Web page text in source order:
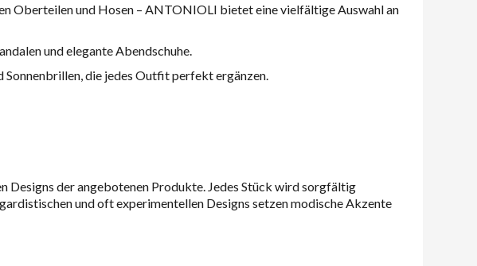
Oberteilen und Hosen – ANTONIOLI bietet eine vielfältige Auswahl an
und elegante Abendschuhe.
Sonnenbrillen, die jedes Outfit perfekt ergänzen.
der angebotenen Produkte. Jedes Stück wird sorgfältig
und oft experimentellen Designs setzen modische Akzente